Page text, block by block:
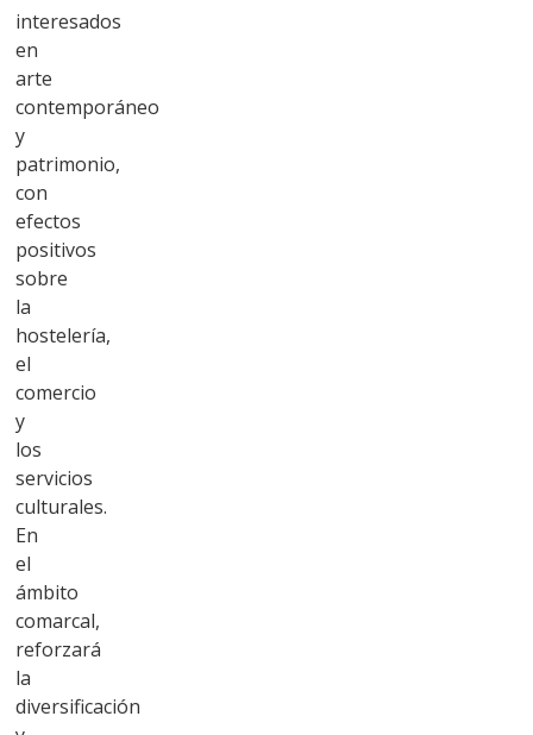
interesados
en
arte
contemporáneo
y
patrimonio,
con
efectos
positivos
sobre
la
hostelería,
el
comercio
y
los
servicios
culturales.
En
el
ámbito
comarcal,
reforzará
la
diversificación